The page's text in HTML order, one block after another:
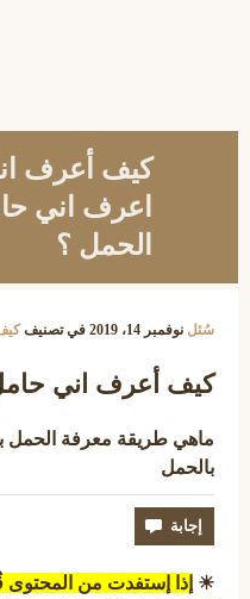
كيف أعرف
اعرف اني
الحمل ؟
سُئل نوفمبر 14، 2019 في تصنيف
كيف أعرف اني
ماهي طريقة معرفة الحمل
بالحمل
☀ إذا إستفدت من